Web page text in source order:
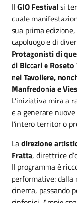
Il GIO Festivalsi
quale
sua prima
capoluogo e di
Protagonisti di
di Biccari e
nel Tavoliere,
Manfredonia e
L’iniziativa mira a
e a generare
l’intero territorio
Ladirezione
Fratta, direttrice
Il programma è
performative: dalla
cinema, passando